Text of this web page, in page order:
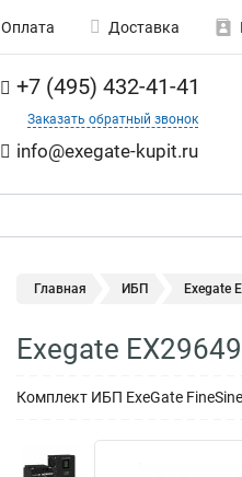
Оплата Доставка
+7 (495) 432-41-41
Заказать обратный звонок
info@exegate-kupit.ru
Главная ИБП Exegate
Exegate
Комплект ИБП ExeGate